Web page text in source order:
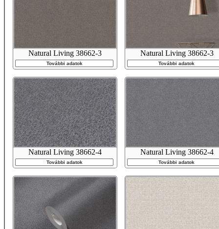
Natural Living 38662-3
További adatok
Natural Living 38662-3
További adatok
Natural Living 38662-4
További adatok
Natural Living 38662-4
További adatok